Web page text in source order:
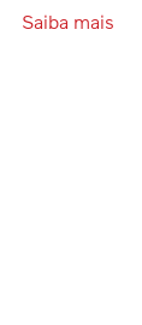
Saiba mais